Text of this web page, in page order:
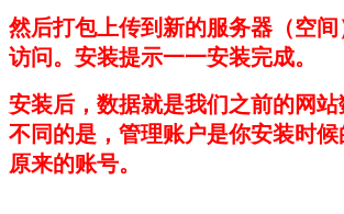
然后打包上传到新的服务器（空
访问。安装提示一一安装完成。
安装后，数据就是我们之前的网
不同的是，管理账户是你安装时
原来的账号。